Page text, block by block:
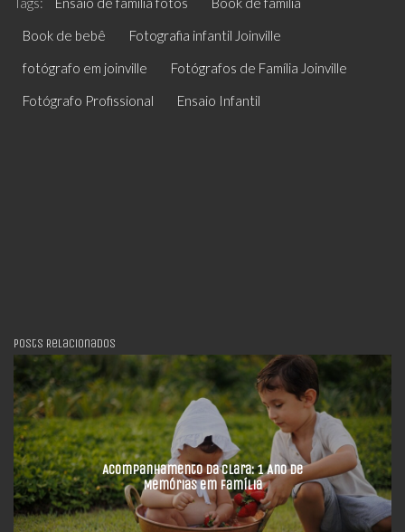
Book de bebê
Fotografia infantil Joinville
fotógrafo em joinville
Fotógrafos de Família Joinville
Fotógrafo Profissional
Ensaio Infantil
Posts Relacionados
Acompanhamento da Clara: 1 Ano de
Memórias em Família